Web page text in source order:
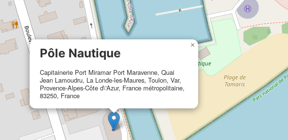
Pôle Nautique
Capitainerie Port Miramar Port Maravenne, Quai
Jean Lamoudru, La Londe-les-Maures, Toulon, Var,
Provence-Alpes-Côte d\'Azur, France métropolitaine,
83250, France
×